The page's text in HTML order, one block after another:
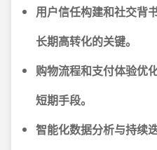
用户信任构建和社交背
长期高转化的关键。
购物流程和支付体验优
短期手段。
智能化数据分析与持续